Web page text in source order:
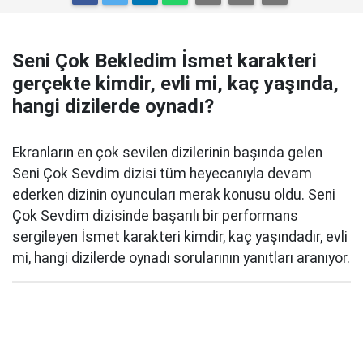
Seni Çok Bekledim İsmet karakteri
gerçekte kimdir, evli mi, kaç yaşında,
hangi dizilerde oynadı?
Ekranların en çok sevilen dizilerinin başında gelen
Seni Çok Sevdim dizisi tüm heyecanıyla devam
ederken dizinin oyuncuları merak konusu oldu. Seni
Çok Sevdim dizisinde başarılı bir performans
sergileyen İsmet karakteri kimdir, kaç yaşındadır, evli
mi, hangi dizilerde oynadı sorularının yanıtları aranıyor.